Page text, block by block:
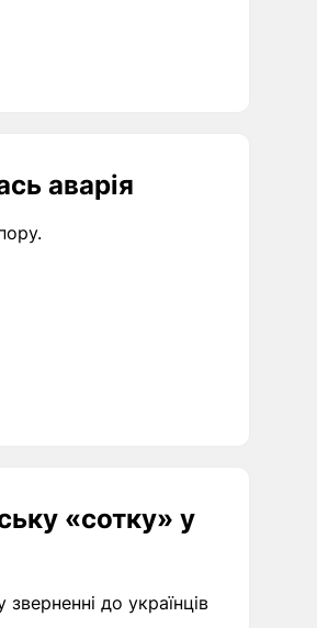
аварія
«сотку» у
до українців